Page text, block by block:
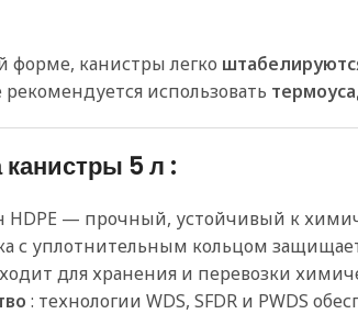
форме, канистры легко
использовать
5 л :
HDPE — прочный, устойчивый к
с уплотнительным кольцом
для хранения и перевозки
: технологии WDS, SFDR и PWDS